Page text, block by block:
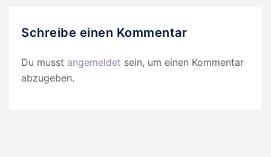
Schreibe einen Kommentar
Du musst angemeldet sein, um einen Kommentar
abzugeben.